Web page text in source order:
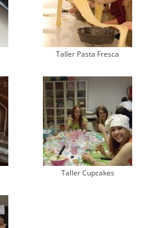
Taller Pasta Fresca
Taller Cupcakes